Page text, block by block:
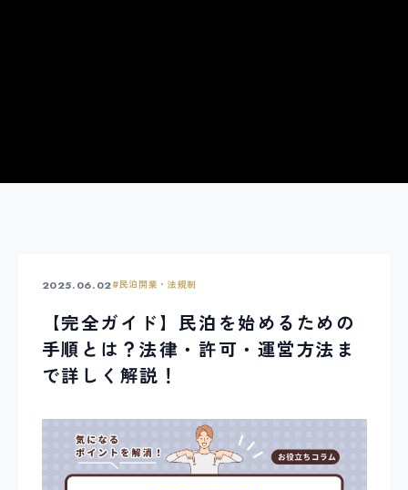
2025.06.02#民泊開業・法規制
【完全ガイド】民泊を始めるための
手順とは？法律・許可・運営方法ま
で詳しく解説！